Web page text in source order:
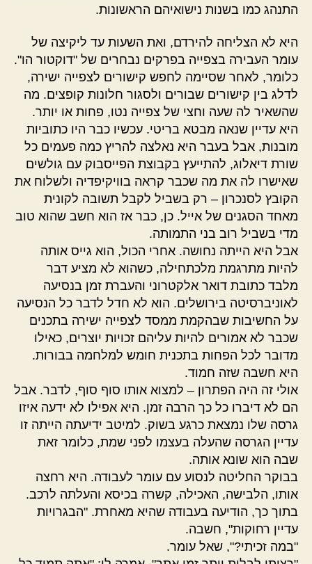
התנהג כמו בשנות נישואיהם הראשונות.
היא לא הצליחה להירדם, ואת השעות עד ליקיצה של
עומר העבירה בצפייה בפרקים נבחרים של "דוקטור הו".
כלומר, לאחר שסיימה לחפש קישורים לצפייה ישירה,
לדלג בין קישורים שבורים ולסגור חלונות קופצים. מה
שהשאיר לה שעה וחצי של צפייה נטו, פחות או יותר.
היא עדיין שנאה מבטא בריטי. עכשיו כבר היו כתוביות
מובנות, אבל בעבר היא נאלצה להריץ כמה פעמים כל
שורת דיאלוג, להתייעץ בקבוצת הפייסבוק עם גולשים
שאישרו לה את מה שכבר קראה בוויקיפדיה ולשלוח את
הקובץ לסנכרון – רק בשביל לקבל תשובה לקונית
מאחד הסגנים של אייל. כן, כבר אז הוא חשב שהוא טוב
מדי בשביל רוב בני התמותה.
אבל היא הייתה נחושה. אחרי הכול, הוא גייס אותה
להיות מתרגמת מלכתחילה, כשהוא לא מציע דבר
מלבד כתובת דואר אלקטרוני והעברת זמן בנסיעה
לאוניברסיטה בירושלים. הוא לא חדל לדבר כל הנסיעה
על החשיבות שבהקמת ממסד לצפייה ישירה בתכנים
שכבר לא אמורים להיות עליהם זכויות יוצרים, כאילו
מדובר לכל הפחות בתכנית חומש למלחמה בבורות.
היא חשבה שזה חמוד.
אולי זה היה הפתרון – למצוא אותו סוף סוף, לדבר. אבל
הם לא דיברו כל כך הרבה זמן. היא אפילו לא ידעה איזו
גרסה שלו נמצאת כרגע בשוק. למיטב ידיעתה הייתה זו
עדיין הגרסה שהעלה בעצמו לפני שמת, כלומר זאת
שבה הוא שונא אותה.
בבוקר החליטה לנסוע עם עומר לעבודה. היא רחצה
אותו, הלבישה, האכילה, קשרה בכיסא והעלתה לרכב.
בתוך כך, הודיעה בעבודה שהיא מאחרת. "הבגרויות
עדיין רחוקות", חשבה.
"במה זכיתי?", שאל עומר.